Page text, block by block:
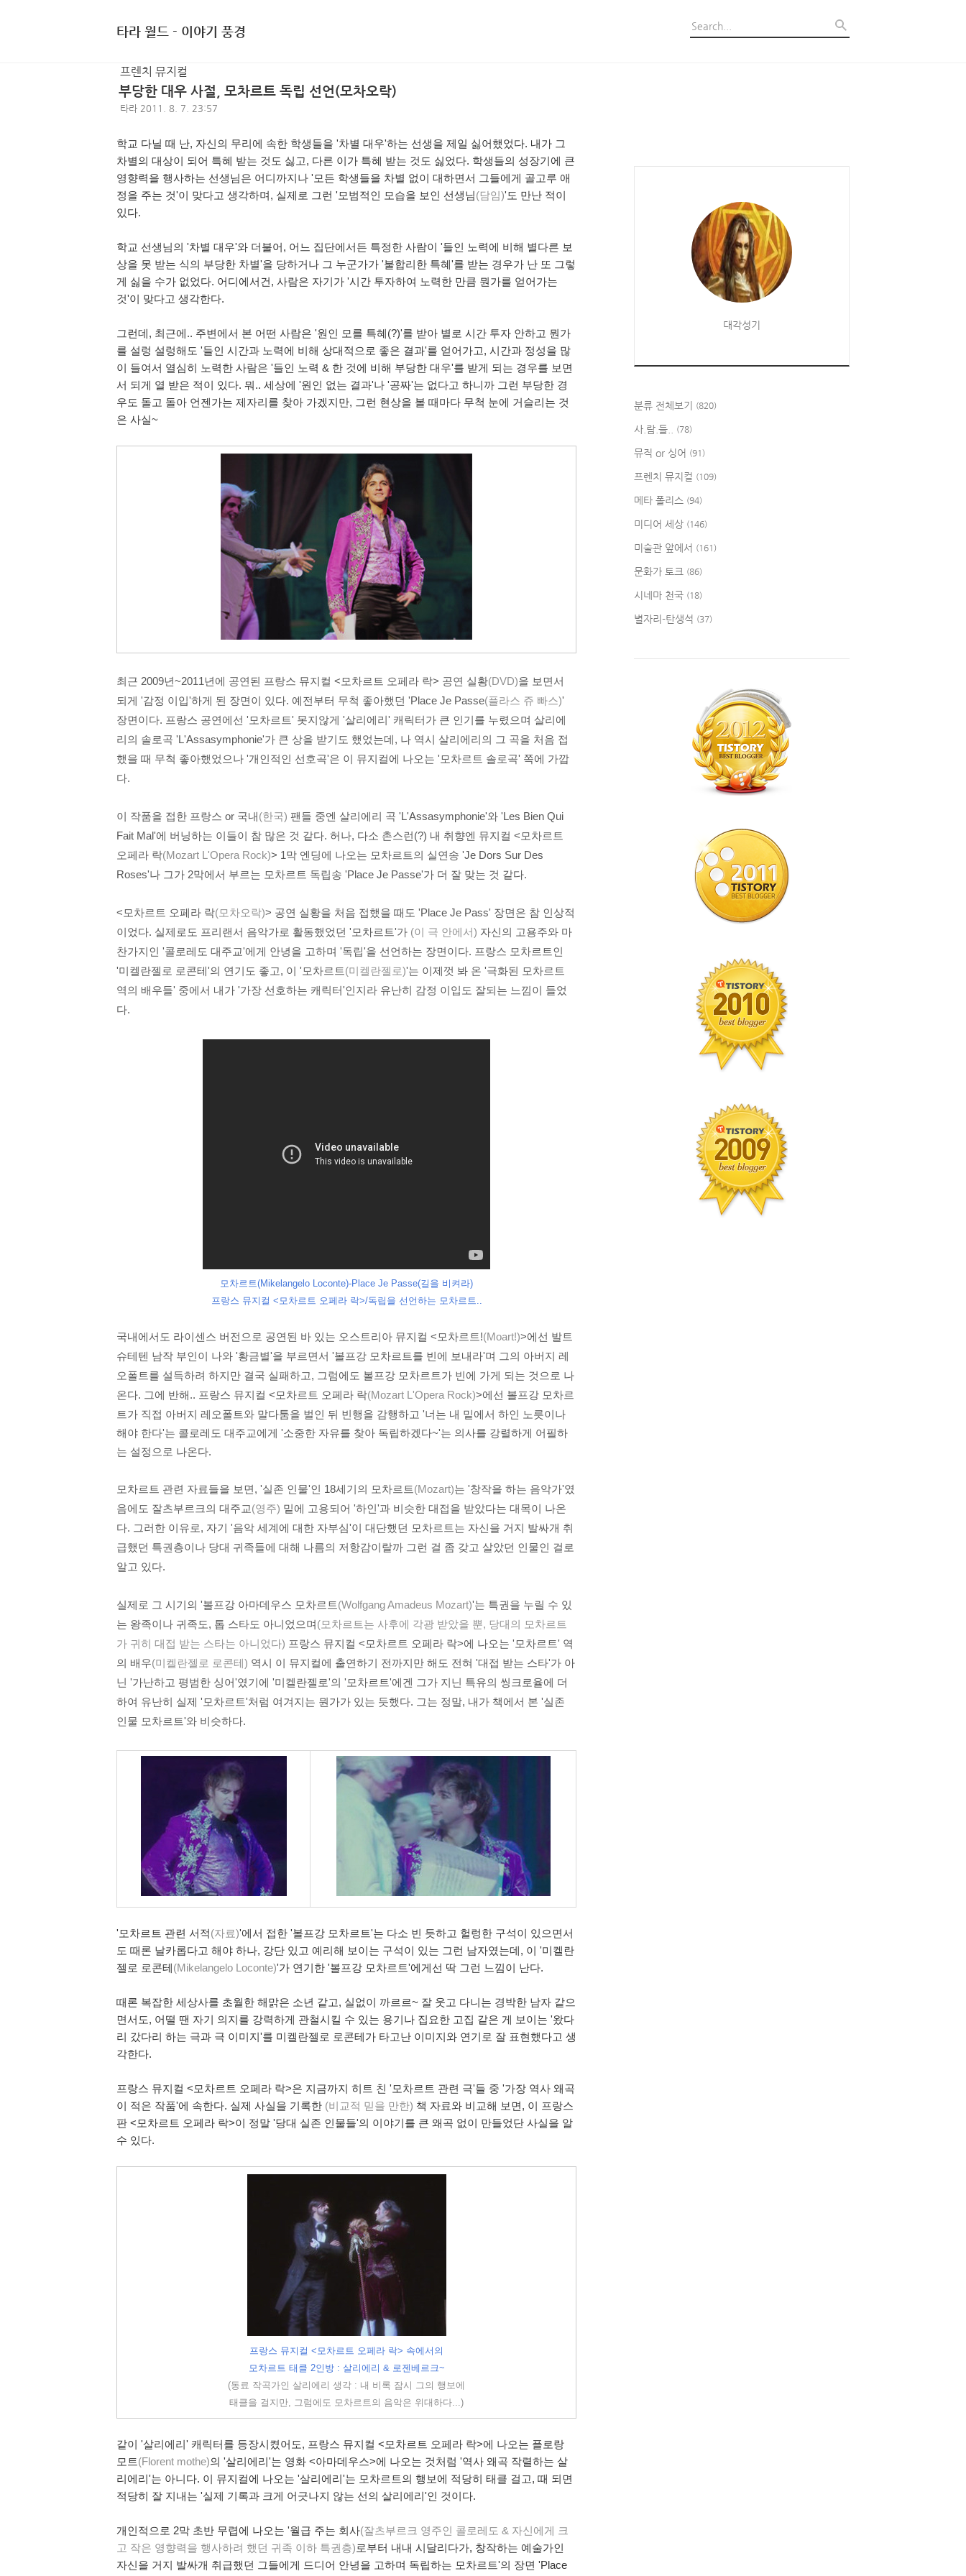
타라 월드 - 이야기 풍경
프렌치 뮤지컬
부당한 대우 사절, 모차르트 독립 선언(모차오락)
타라 2011. 8. 7. 23:57
학교 다닐 때 난, 자신의 무리에 속한 학생들을 '차별 대우'하는 선생을 제일 싫어했었다. 내가 그
차별의 대상이 되어 특혜 받는 것도 싫고, 다른 이가 특혜 받는 것도 싫었다. 학생들의 성장기에 큰
영향력을 행사하는 선생님은 어디까지나 '모든 학생들을 차별 없이 대하면서 그들에게 골고루 애
정을 주는 것'이 맞다고 생각하며, 실제로 그런 '모범적인 모습을 보인 선생님(담임)'도 만난 적이
있다.
학교 선생님의 '차별 대우'와 더불어, 어느 집단에서든 특정한 사람이 '들인 노력에 비해 별다른 보
상을 못 받는 식의 부당한 차별'을 당하거나 그 누군가가 '불합리한 특혜'를 받는 경우가 난 또 그렇
게 싫을 수가 없었다. 어디에서건, 사람은 자기가 '시간 투자하여 노력한 만큼 뭔가를 얻어가는
것'이 맞다고 생각한다.
그런데, 최근에.. 주변에서 본 어떤 사람은 '원인 모를 특혜(?)'를 받아 별로 시간 투자 안하고 뭔가
를 설렁 설렁해도 '들인 시간과 노력에 비해 상대적으로 좋은 결과'를 얻어가고, 시간과 정성을 많
이 들여서 열심히 노력한 사람은 '들인 노력 & 한 것에 비해 부당한 대우'를 받게 되는 경우를 보면
서 되게 열 받은 적이 있다. 뭐.. 세상에 '원인 없는 결과'나 '공짜'는 없다고 하니까 그런 부당한 경
우도 돌고 돌아 언젠가는 제자리를 찾아 가겠지만, 그런 현상을 볼 때마다 무척 눈에 거슬리는 것
은 사실~
최근 2009년~2011년에 공연된 프랑스 뮤지컬 <모차르트 오페라 락> 공연 실황(DVD)을 보면서
되게 '감정 이입'하게 된 장면이 있다. 예전부터 무척 좋아했던 'Place Je Passe(플라스 쥬 빠스)'
장면이다. 프랑스 공연에선 '모차르트' 못지않게 '살리에리' 캐릭터가 큰 인기를 누렸으며 살리에
리의 솔로곡 'L'Assasymphonie'가 큰 상을 받기도 했었는데, 나 역시 살리에리의 그 곡을 처음 접
했을 때 무척 좋아했었으나 '개인적인 선호곡'은 이 뮤지컬에 나오는 '모차르트 솔로곡' 쪽에 가깝
다.
이 작품을 접한 프랑스 or 국내 (한국) 팬들 중엔 살리에리 곡 'L'Assasymphonie'와 'Les Bien Qui
Fait Mal'에 버닝하는 이들이 참 많은 것 같다. 허나, 다소 촌스런(?) 내 취향엔 뮤지컬 <모차르트
오페라 락(Mozart L'Opera Rock)> 1막 엔딩에 나오는 모차르트의 실연송 'Je Dors Sur Des
Roses'나 그가 2막에서 부르는 모차르트 독립송 'Place Je Passe'가 더 잘 맞는 것 같다.
<모차르트 오페라 락(모차오락)> 공연 실황을 처음 접했을 때도 'Place Je Pass' 장면은 참 인상적
이었다. 실제로도 프리랜서 음악가로 활동했었던 '모차르트'가 (이 극 안에서) 자신의 고용주와 마
찬가지인 '콜로레도 대주교'에게 안녕을 고하며 '독립'을 선언하는 장면이다. 프랑스 모차르트인
'미켈란젤로 로콘테'의 연기도 좋고, 이 '모차르트(미켈란젤로)'는 이제껏 봐 온 '극화된 모차르트
역의 배우들' 중에서 내가 '가장 선호하는 캐릭터'인지라 유난히 감정 이입도 잘되는 느낌이 들었
다.
모차르트(Mikelangelo Loconte)-Place Je Passe(길을 비켜라)
프랑스 뮤지컬 <모차르트 오페라 락>/독립을 선언하는 모차르트..
국내에서도 라이센스 버전으로 공연된 바 있는 오스트리아 뮤지컬 <모차르트!(Moart!)>에선 발트
슈테텐 남작 부인이 나와 '황금별'을 부르면서 '볼프강 모차르트를 빈에 보내라'며 그의 아버지 레
오폴트를 설득하려 하지만 결국 실패하고, 그럼에도 볼프강 모차르트가 빈에 가게 되는 것으로 나
온다. 그에 반해.. 프랑스 뮤지컬 <모차르트 오페라 락(Mozart L'Opera Rock)>에선 볼프강 모차르
트가 직접 아버지 레오폴트와 말다툼을 벌인 뒤 빈행을 감행하고 '너는 내 밑에서 하인 노릇이나
해야 한다'는 콜로레도 대주교에게 '소중한 자유를 찾아 독립하겠다~'는 의사를 강렬하게 어필하
는 설정으로 나온다.
모차르트 관련 자료들을 보면, '실존 인물'인 18세기의 모차르트(Mozart)는 '창작을 하는 음악가'였
음에도 잘츠부르크의 대주교(영주) 밑에 고용되어 '하인'과 비슷한 대접을 받았다는 대목이 나온
다. 그러한 이유로, 자기 '음악 세계에 대한 자부심'이 대단했던 모차르트는 자신을 거지 발싸개 취
급했던 특권층이나 당대 귀족들에 대해 나름의 저항감이랄까 그런 걸 좀 갖고 살았던 인물인 걸로
알고 있다.
실제로 그 시기의 '볼프강 아마데우스 모차르트(Wolfgang Amadeus Mozart)'는 특권을 누릴 수 있
는 왕족이나 귀족도, 톱 스타도 아니었으며 (모차르트는 사후에 각광 받았을 뿐, 당대의 모차르트
가 귀히 대접 받는 스타는 아니었다) 프랑스 뮤지컬 <모차르트 오페라 락>에 나오는 '모차르트' 역
의 배우(미켈란젤로 로콘테) 역시 이 뮤지컬에 출연하기 전까지만 해도 전혀 '대접 받는 스타'가 아
닌 '가난하고 평범한 싱어'였기에 '미켈란젤로'의 '모차르트'에겐 그가 지닌 특유의 씽크로율에 더
하여 유난히 실제 '모차르트'처럼 여겨지는 뭔가가 있는 듯했다. 그는 정말, 내가 책에서 본 '실존
인물 모차르트'와 비슷하다.
'모차르트 관련 서적(자료)'에서 접한 '볼프강 모차르트'는 다소 빈 듯하고 헐렁한 구석이 있으면서
도 때론 날카롭다고 해야 하나, 강단 있고 예리해 보이는 구석이 있는 그런 남자였는데, 이 '미켈란
젤로 로콘테 (Mikelangelo Loconte)'가 연기한 '볼프강 모차르트'에게선 딱 그런 느낌이 난다.
때론 복잡한 세상사를 초월한 해맑은 소년 같고, 실없이 까르르~ 잘 웃고 다니는 경박한 남자 같으
면서도, 어떨 땐 자기 의지를 강력하게 관철시킬 수 있는 용기나 집요한 고집 같은 게 보이는 '왔다
리 갔다리 하는 극과 극 이미지'를 미켈란젤로 로콘테가 타고난 이미지와 연기로 잘 표현했다고 생
각한다.
프랑스 뮤지컬 <모차르트 오페라 락>은 지금까지 히트 친 '모차르트 관련 극'들 중 '가장 역사 왜곡
이 적은 작품'에 속한다. 실제 사실을 기록한 (비교적 믿을 만한) 책 자료와 비교해 보면, 이 프랑스
판 <모차르트 오페라 락>이 정말 '당대 실존 인물들'의 이야기를 큰 왜곡 없이 만들었단 사실을 알
수 있다.
프랑스 뮤지컬 <모차르트 오페라 락> 속에서의
모차르트 태클 2인방 : 살리에리 & 로젠베르크~
(동료 작곡가인 살리에리 생각 : 내 비록 잠시 그의 행보에
태클을 걸지만, 그럼에도 모차르트의 음악은 위대하다...)
같이 '살리에리' 캐릭터를 등장시켰어도, 프랑스 뮤지컬 <모차르트 오페라 락>에 나오는 플로랑
모트(Florent mothe)의 '살리에리'는 영화 <아마데우스>에 나오는 것처럼 '역사 왜곡 작렬하는 살
리에리'는 아니다. 이 뮤지컬에 나오는 '살리에리'는 모차르트의 행보에 적당히 태클 걸고, 때 되면
적당히 잘 지내는 '실제 기록과 크게 어긋나지 않는 선의 살리에리'인 것이다.
개인적으로 2막 초반 무렵에 나오는 '월급 주는 회사(잘츠부르크 영주인 콜로레도 & 자신에게 크
고 작은 영향력을 행사하려 했던 귀족 이하 특권층)로부터 내내 시달리다가, 창작하는 예술가인
자신을 거지 발싸개 취급했던 그들에게 드디어 안녕을 고하며 독립하는 모차르트'의 장면 'Place
대각성기
분류 전체보기 (820)
사.람.들.. (78)
뮤직 or 싱어 (91)
프렌치 뮤지컬 (109)
메타 폴리스 (94)
미디어 세상 (146)
미술관 앞에서 (161)
문화가 토크 (86)
시네마 천국 (18)
별자리-탄생석 (37)